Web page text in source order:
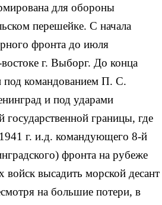
для обороны
перешейке. С начала
фронта до июля
г. Выборг. До конца
под командованием П. С.
и под ударами
границы, где
г. и.д. командующего 8-й
фронта на рубеже
высадить морской десант
на большие потери, в